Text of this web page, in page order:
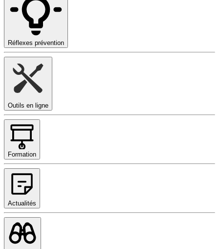
Réflexes prévention
Outils en ligne
Formation
Actualités